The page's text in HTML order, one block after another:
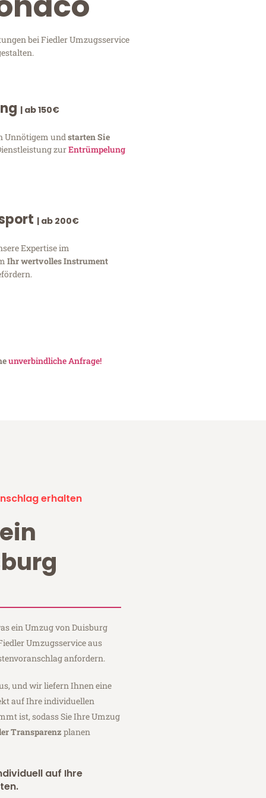
bei Fiedler Umzugsservice
| ab 150€
Unnötigem und starten Sie
zurEntrümpelung
| ab 200€
Expertise im
Ihr wertvolles Instrument
unverbindliche Anfrage!
erhalten
ein Umzug von Duisburg
Umzugsservice aus
anfordern.
und wir liefern Ihnen eine
auf Ihre individuellen
ist, sodass Sie Ihre Umzug
Transparenz planen
auf Ihre